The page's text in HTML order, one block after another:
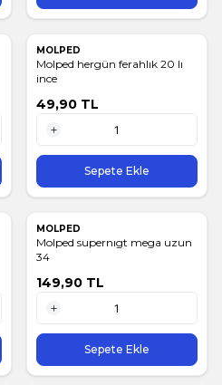
MOLPED
Molped hergün ferahlık 20 lı
ince
49,90 TL
1 Adet
Sepete Ekle
MOLPED
Molped supernıgt mega uzun
34
149,90 TL
1 Adet
Sepete Ekle